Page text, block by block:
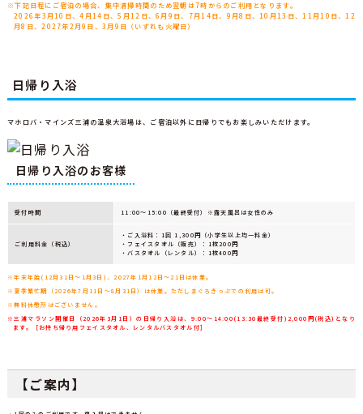
※下記日程にご宿泊の場合、集中清掃時間のため翌朝は7時からのご利用となります。
2026年3月10日、4月14日、5月12日、6月9日、7月14日、9月8日、10月13日、11月10日、12
月8日、2027年2月9日、3月9日（いずれも火曜日）
日帰り入浴
マホロバ・マインズ三浦の温泉大浴場は、ご宿泊以外に日帰りでもお楽しみいただけます。
日帰り入浴のお客様
受付時間 11:00～15:00（最終受付）※露天風呂は女性のみ
ご利用料金（税込）
・ご入浴料：1回 1,300円（小学生以上均一料金）
・フェイスタオル（販売）：1枚200円
・バスタオル（レンタル）：1枚400円
※年末年始(12月31日～1月3日)、2027年1月12日～21日は休業。
※夏季繁忙期（2026年7月11日～8月31日）は休業。ただしまぐろきっぷでの利用は可。
※無料休憩所はございません。
※三浦マラソン開催日（2026年3月1日）の日帰り入浴は、9:00～14:00(13:30最終受付)2,000円(税込)となり
ます。［お持ち帰り用フェイスタオル、レンタルバスタオル付］
【ご案内】